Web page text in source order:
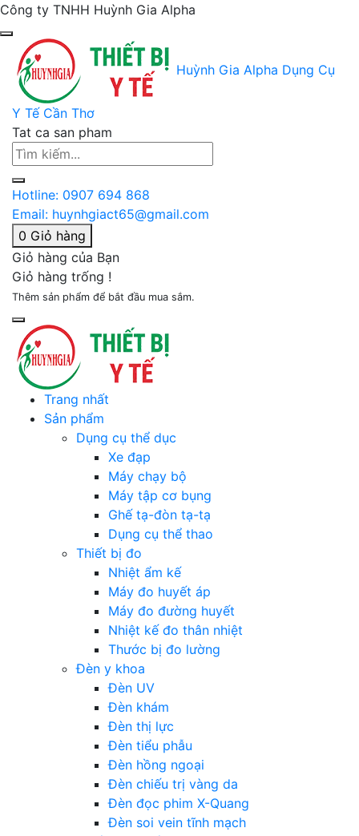
Công ty TNHH Huỳnh Gia Alpha
Huỳnh Gia Alpha Dụng Cụ
Y Tế Cần Thơ
Tat ca san pham
Hotline: 0907 694 868
Email: huynhgiact65@gmail.com
0 Giỏ hàng
Giỏ hàng của Bạn
Giỏ hàng trống !
Thêm sản phẩm để bắt đầu mua sắm.
Trang nhất
Sản phẩm
Dụng cụ thể dục
Xe đạp
Máy chạy bộ
Máy tập cơ bụng
Ghế tạ-đòn tạ-tạ
Dụng cụ thể thao
Thiết bị đo
Nhiệt ẩm kế
Máy đo huyết áp
Máy đo đường huyết
Nhiệt kế đo thân nhiệt
Thước bị đo lường
Đèn y khoa
Đèn UV
Đèn khám
Đèn thị lực
Đèn tiểu phẫu
Đèn hồng ngoại
Đèn chiếu trị vàng da
Đèn đọc phim X-Quang
Đèn soi vein tĩnh mạch